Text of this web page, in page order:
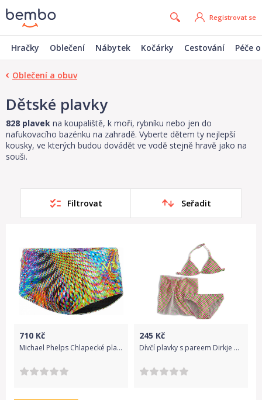
Registrovat se
Hračky Oblečení Nábytek Kočárky Cestování Péče
Oblečení a obuv
Dětské plavky
828 plavek na koupaliště, k moři, rybníku nebo jen do
nafukovacího bazénku na zahradě. Vyberte dětem ty nejlepší
kousky, ve kterých budou dovádět ve vodě stejně hravě jako na
souši.
Filtrovat Seřadit
710 Kč
Michael Phelps Chlapecké plavky SNAKE BRIEF 10 let / 140-146 cm
245 Kč
Dívčí plavky s pareem Dirkje KARO bílé Velikost: 116